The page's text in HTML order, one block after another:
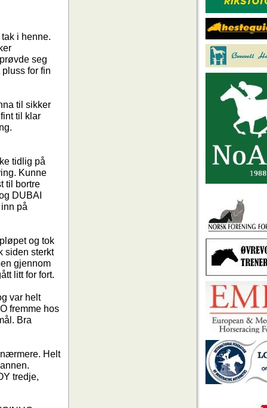
i henne.
seg
for fin
til sikker
til klar
tidlig på
Kunne
til bortre
DUBAI
på
og tok
siden sterkt
gjennom
litt for fort.
var helt
fremme hos
Bra
nærmere. Helt
tredje,